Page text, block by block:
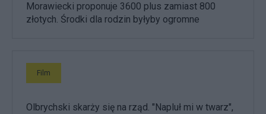
Morawiecki proponuje 3600 plus zamiast 800
złotych. Środki dla rodzin byłyby ogromne
Film
Olbrychski skarży się na rząd. "Napluł mi w twarz",